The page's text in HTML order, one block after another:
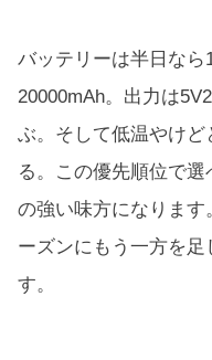
バッテリーは半日なら
20000mAh。出力は
ぶ。そして低温やけ
る。この優先順位で
の強い味方になりま
ーズンにもう一方を
す。